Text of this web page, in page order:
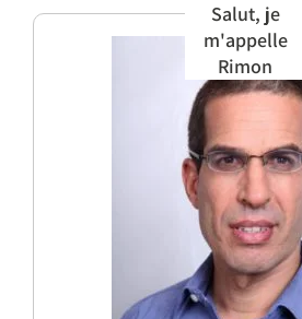
Salut, je
m'appelle
Rimon